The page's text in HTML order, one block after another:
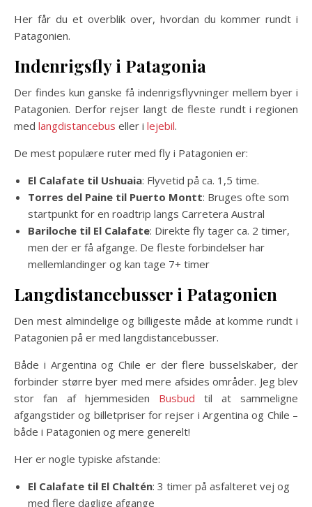
Her får du et overblik over, hvordan du kommer rundt i
Patagonien.
Indenrigsfly i Patagonia
Der findes kun ganske få indenrigsflyvninger mellem byer i
Patagonien. Derfor rejser langt de fleste rundt i regionen
med langdistancebus eller i lejebil.
De mest populære ruter med fly i Patagonien er:
El Calafate til Ushuaia: Flyvetid på ca. 1,5 time.
Torres del Paine til Puerto Montt: Bruges ofte som
startpunkt for en roadtrip langs Carretera Austral
Bariloche til El Calafate: Direkte fly tager ca. 2 timer,
men der er få afgange. De fleste forbindelser har
mellemlandinger og kan tage 7+ timer
Langdistancebusser i Patagonien
Den mest almindelige og billigeste måde at komme rundt i
Patagonien på er med langdistancebusser.
Både i Argentina og Chile er der flere busselskaber, der
forbinder større byer med mere afsides områder. Jeg blev
stor fan af hjemmesiden Busbud til at sammeligne
afgangstider og billetpriser for rejser i Argentina og Chile –
både i Patagonien og mere generelt!
Her er nogle typiske afstande:
El Calafate til El Chaltén: 3 timer på asfalteret vej og
med flere daglige afgange